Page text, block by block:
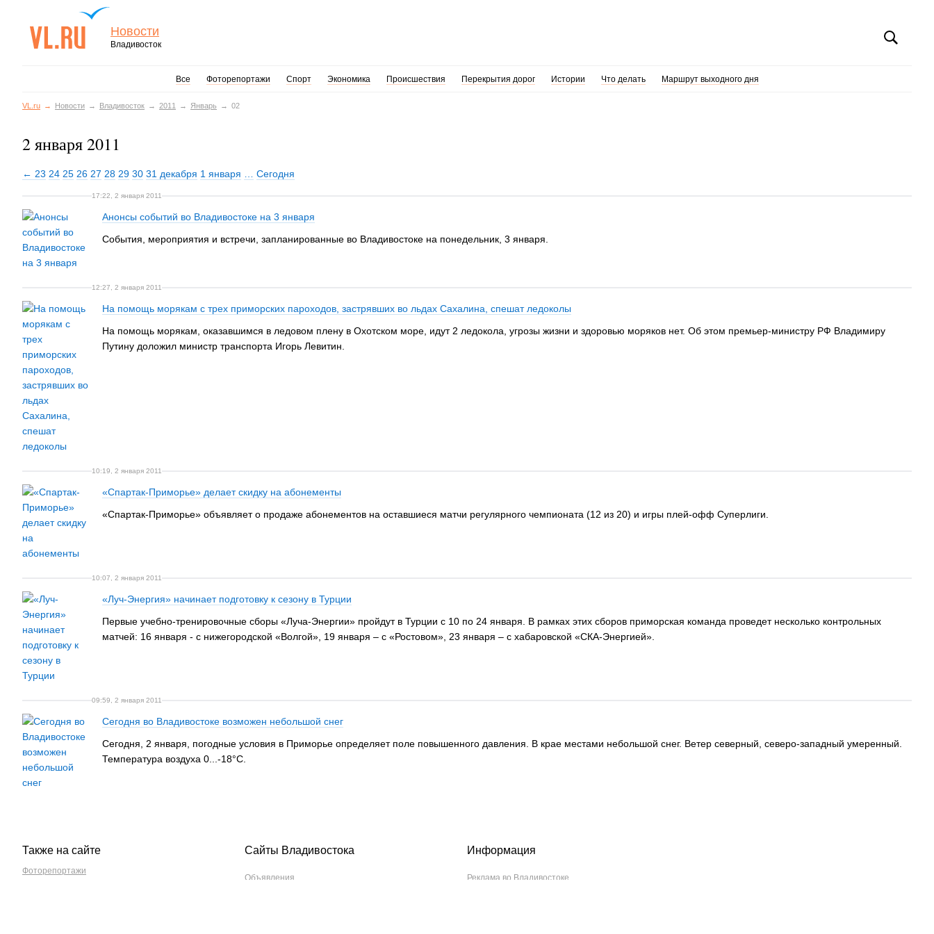
Новости
Владивосток
Все Фоторепортажи Спорт Экономика Происшествия Перекрытия дорог Истории Что делать Маршрут выходного дня
VL.ru Новости Владивосток 2011 Январь 02
2 января 2011
← 23 24 25 26 27 28 29 30 31 декабря 1 января Сегодня
17:22, 2 января 2011
Анонсы событий во Владивостоке на 3 января
События, мероприятия и встречи, запланированные во Владивостоке на понедельник, 3 января.
12:27, 2 января 2011
На помощь морякам с трех приморских пароходов, застрявших во льдах Сахалина, спешат ледоколы
На помощь морякам, оказавшимся в ледовом плену в Охотском море, идут 2 ледокола, угрозы жизни и здоровью моряков нет. Об этом премьер-министру РФ Владимиру
Путину доложил министр транспорта Игорь Левитин.
10:19, 2 января 2011
«Спартак-Приморье» делает скидку на абонементы
«Спартак-Приморье» объявляет о продаже абонементов на оставшиеся матчи регулярного чемпионата (12 из 20) и игры плей-офф Суперлиги.
10:07, 2 января 2011
«Луч-Энергия» начинает подготовку к сезону в Турции
Первые учебно-тренировочные сборы «Луча-Энергии» пройдут в Турции с 10 по 24 января. В рамках этих сборов приморская команда проведет несколько контрольных
матчей: 16 января - с нижегородской «Волгой», 19 января – с «Ростовом», 23 января – с хабаровской «СКА-Энергией».
09:59, 2 января 2011
Сегодня во Владивостоке возможен небольшой снег
Сегодня, 2 января, погодные условия в Приморье определяет поле повышенного давления. В крае местами небольшой снег. Ветер северный, северо-западный умеренный.
Температура воздуха 0...-18°C.
Также на сайте
Фоторепортажи
Сайты Владивостока
Объявления
Информация
Реклама во Владивостоке